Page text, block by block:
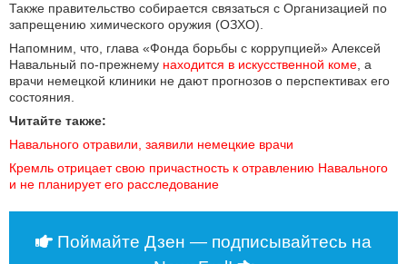
Также правительство собирается связаться с Организацией по
запрещению химического оружия (ОЗХО).
Напомним, что, глава «Фонда борьбы с коррупцией» Алексей
Навальный по-прежнему находится в искусственной коме, а
врачи немецкой клиники не дают прогнозов о перспективах его
состояния.
Читайте также:
Навального отравили, заявили немецкие врачи
Кремль отрицает свою причастность к отравлению Навального
и не планирует его расследование
Поймайте Дзен — подписывайтесь на